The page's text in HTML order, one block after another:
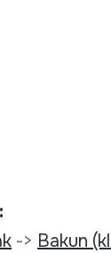
-> Bakun